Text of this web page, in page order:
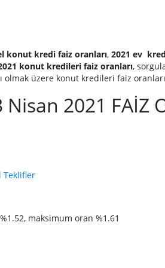
konut kredi faiz oranları, 2021 ev
konut kredileri faiz oranları,
olmak üzere konut kredileri faiz
Nisan 2021 FAİZ
Teklifler
maksimum oran %1.61